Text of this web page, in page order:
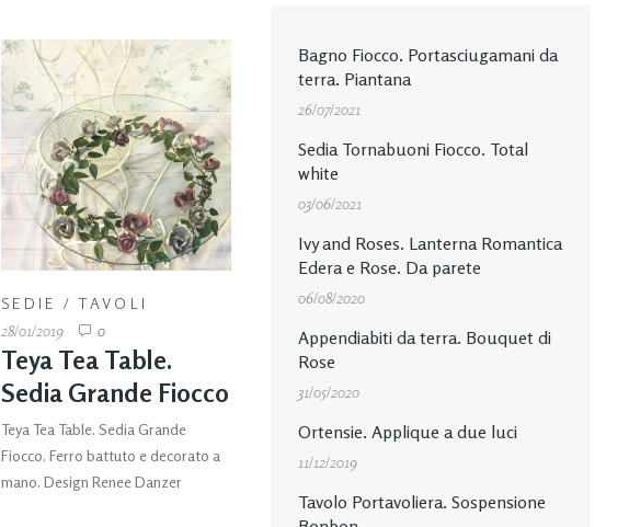
SEDIE /TAVOLI
28/01/2019
0
Teya Tea Table.
Sedia Grande Fiocco
Teya Tea Table. Sedia Grande
Fiocco. Ferro battuto e decorato a
mano. Design Renee Danzer
Bagno Fiocco. Portasciugamani da
terra. Piantana
26/07/2021
Sedia Tornabuoni Fiocco. Total
white
03/06/2021
Ivy and Roses. Lanterna Romantica
Edera e Rose. Da parete
06/08/2020
Appendiabiti da terra. Bouquet di
Rose
31/05/2020
Ortensie. Applique a due luci
11/12/2019
Tavolo Portavoliera. Sospensione